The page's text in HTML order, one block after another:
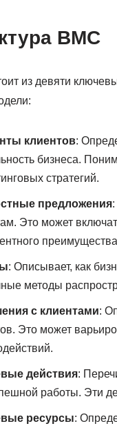
BMC
из девяти
клиентов:
бизнеса.
стратегий.
предложения
Это может
: Описывает, как
методы
с клиентами:
Это может
действия:
работы. Эти
ресурсы: